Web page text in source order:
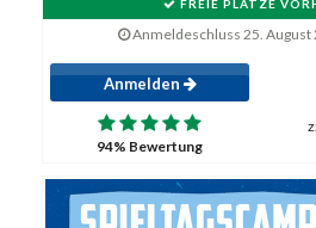
FREIE PLÄTZE
Anmeldeschluss 25. August
Anmelden
94% Bewertung